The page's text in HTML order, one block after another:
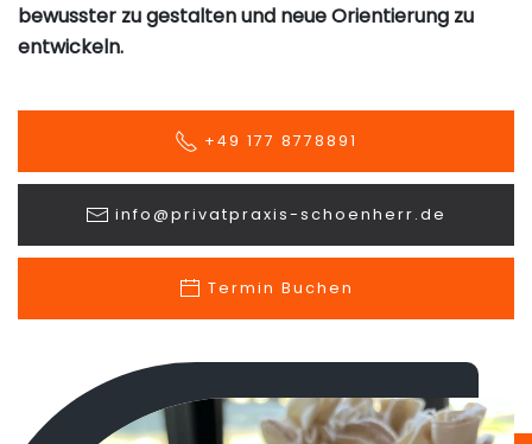
bewusster zu gestalten und neue Orientierung zu
entwickeln.
+49 177 8778891
info@privatpraxis-schoenherr.de
Termin Buchen